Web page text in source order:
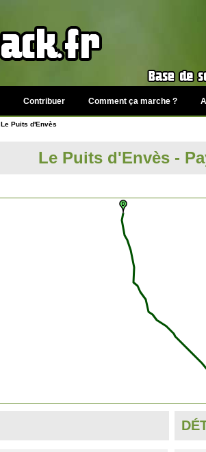
Contribuer Comment ça marche ?
Puits d'Envès
Le Puits d'Envès -